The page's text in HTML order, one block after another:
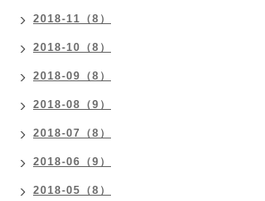
2018-11（8）
2018-10（8）
2018-09（8）
2018-08（9）
2018-07（8）
2018-06（9）
2018-05（8）